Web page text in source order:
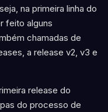
na primeira linha do
feito alguns
chamadas de
a release v2, v3 e
release do
do processo de